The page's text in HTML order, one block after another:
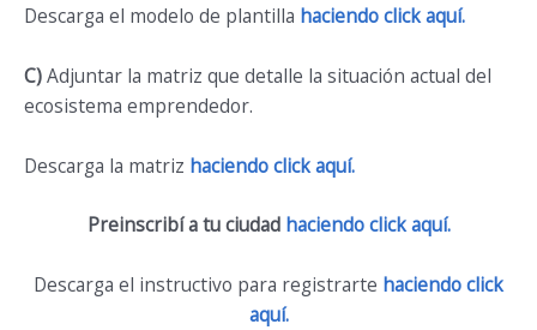
Descarga el modelo de plantilla haciendo click aquí.
C)Adjuntar la matriz que detalle la situación actual del
ecosistema emprendedor.
Descarga la matriz haciendo click aquí.
Preinscribí a tu ciudad haciendo click aquí.
Descarga el instructivo para registrarte haciendo click
aquí.